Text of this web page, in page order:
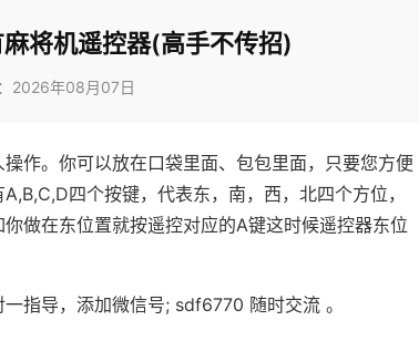
将机遥控器(高手不传招)
2026年08月07日
作。你可以放在口袋里面、包包里面，只要您方便
四个按键，代表东，南，西，北四个方位，
做在东位置就按遥控对应的A键这时候遥控器东位
指导，添加微信号; sdf6770 随时交流 。